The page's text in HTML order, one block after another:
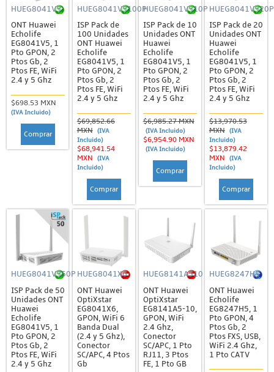
HUEG8041V5
ONT Huawei
Echolife
EG8041V5, 1
Pto GPON, 2
Ptos Gb, 2
Ptos FE, WiFi
2.4 y 5 Ghz
$698.53 MXN
(IVA Incluido)
Comprar
HUEG8041V5100P
ISP Pack de
100 Unidades
ONT Huawei
Echolife
EG8041V5, 1
Pto GPON, 2
Ptos Gb, 2
Ptos FE, WiFi
2.4 y 5 Ghz
$69,852.66
MXN
(IVA
Incluido)
$68,941.54
MXN
(IVA
Incluido)
Comprar
HUEG8041V510P
ISP Pack de 10
Unidades ONT
Huawei
Echolife
EG8041V5, 1
Pto GPON, 2
Ptos Gb, 2
Ptos FE, WiFi
2.4 y 5 Ghz
$6,985.27 MXN
(IVA Incluido)
$6,954.90 MXN
(IVA Incluido)
Comprar
HUEG8041V520P
ISP Pack de 20
Unidades ONT
Huawei
Echolife
EG8041V5, 1
Pto GPON, 2
Ptos Gb, 2
Ptos FE, WiFi
2.4 y 5 Ghz
$13,970.53
MXN
(IVA
Incluido)
$13,879.42
MXN
(IVA
Incluido)
Comprar
HUEG8041V550P
ISP Pack de 50
Unidades ONT
Huawei
Echolife
EG8041V5, 1
Pto GPON, 2
Ptos Gb, 2
Ptos FE, WiFi
2.4 y 5 Ghz
HUEG8041X6
ONT Huawei
OptiXstar
EG8041X6,
GPON, WiFi 6
Banda Dual
(2.4 y 5 Ghz),
Conector
SC/APC, 4 Ptos
Gb
HUEG8141A510
ONT Huawei
OptiXstar
EG8141A5-10,
GPON, WiFi
2.4 Ghz,
Conector
SC/APC, 1 Pto
RJ11, 3 Ptos
FE, 1 Pto GB
HUEG8247H5
ONT Huawei
Echolife
EG8247H5, 1
Pto GPON, 4
Ptos Gb, 2
Ptos FXS, USB,
WiFi 2.4 Ghz,
1 Pto CATV